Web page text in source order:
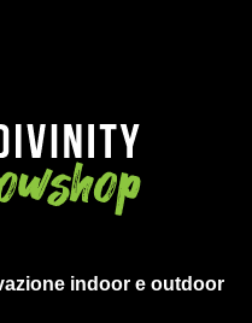
indoor e outdoor